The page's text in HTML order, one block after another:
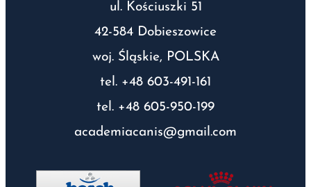
ul. Kościuszki 51
42-584 Dobieszowice
woj. Śląskie, POLSKA
tel. +48 603-491-161
tel. +48 605-950-199
academiacanis@gmail.com